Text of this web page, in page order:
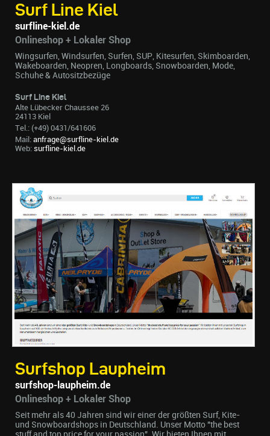
Surf Line Kiel
surfline-kiel.de
Onlineshop + Lokaler Shop
Wingsurfen, Windsurfen, Surfen, SUP, Kitesurfen, Skimboarden,
Wakeboarden, Neopren, Longboards, Snowboarden, Mode,
Schuhe & Autositzbezüge
Surf Line Kiel
Alte Lübecker Chaussee 26
24113 Kiel
Tel.: (+49) 0431/641606
Mail: anfrage@surfline-kiel.de
Web: surfline-kiel.de
Surfshop Laupheim
surfshop-laupheim.de
Onlineshop + Lokaler Shop
Seit mehr als 40 Jahren sind wir einer der größten Surf, Kite-
und Snowboardshops in Deutschland. Unser Motto "the best
stuff and top price for your passion". Wir bieten Ihnen mit